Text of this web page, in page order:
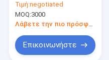
V60
Τιμή:negotiated
MOQ:3000
Λάβετε την πιο πρόσφατη τιμή
Επικοινωνήστε